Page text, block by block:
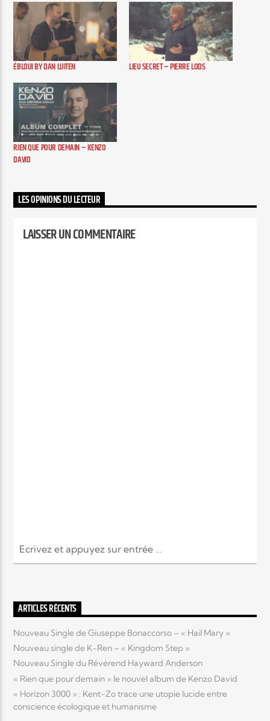
ÉBLOUI BY DAN LUITEN LIEU SECRET – PIERRE LODS
RIEN QUE POUR DEMAIN – KENZO
DAVID
LES OPINIONS DU LECTEUR
LAISSER UN COMMENTAIRE
ARTICLES RÉCENTS
Nouveau Single de Giuseppe Bonaccorso – « Hail Mary »
Nouveau single de K-Ren – « Kingdom Step »
Nouveau Single du Révérend Hayward Anderson
« Rien que pour demain » le nouvel album de Kenzo David
« Horizon 3000 » : Kent-Zo trace une utopie lucide entre
conscience écologique et humanisme